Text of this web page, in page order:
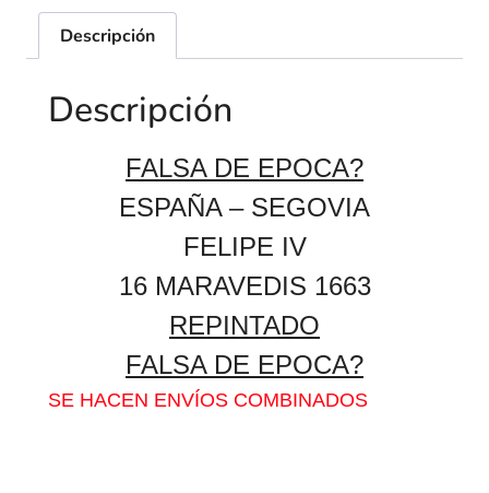
Descripción
Descripción
FALSA DE EPOCA?
ESPAÑA – SEGOVIA
FELIPE IV
16 MARAVEDIS 1663
REPINTADO
FALSA DE EPOCA?
SE HACEN ENVÍOS COMBINADOS